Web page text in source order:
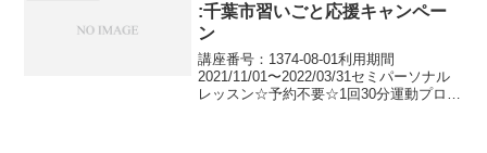
:千葉市習いごと応援キャンペー
ン
講座番号：1374-08-01利用期間
2021/11/01〜2022/03/31セミパーソナル
レッスン☆予約不要☆1回30分運動プログ